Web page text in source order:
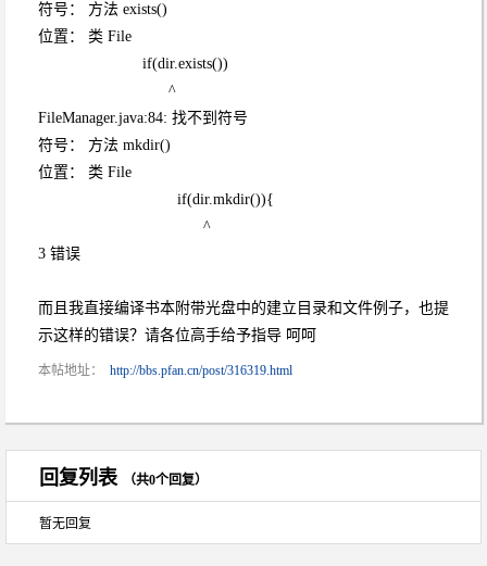
符号： 方法 exists()
位置： 类 File
if(dir.exists())
^
FileManager.java:84: 找不到符号
符号： 方法 mkdir()
位置： 类 File
if(dir.mkdir()){
^
3 错误
而且我直接编译书本附带光盘中的建立目录和文件例子，也提
示这样的错误？请各位高手给予指导 呵呵
本帖地址： http://bbs.pfan.cn/post/316319.html
回复列表 （共0个回复）
暂无回复